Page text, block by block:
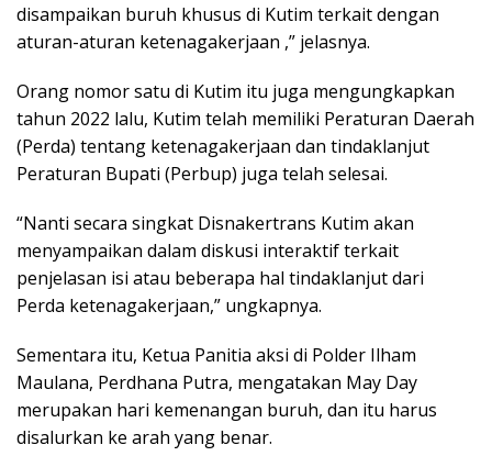
disampaikan buruh khusus di Kutim terkait dengan
aturan-aturan ketenagakerjaan ,” jelasnya.
Orang nomor satu di Kutim itu juga mengungkapkan
tahun 2022 lalu, Kutim telah memiliki Peraturan Daerah
(Perda) tentang ketenagakerjaan dan tindaklanjut
Peraturan Bupati (Perbup) juga telah selesai.
“Nanti secara singkat Disnakertrans Kutim akan
menyampaikan dalam diskusi interaktif terkait
penjelasan isi atau beberapa hal tindaklanjut dari
Perda ketenagakerjaan,” ungkapnya.
Sementara itu, Ketua Panitia aksi di Polder Ilham
Maulana, Perdhana Putra, mengatakan May Day
merupakan hari kemenangan buruh, dan itu harus
disalurkan ke arah yang benar.